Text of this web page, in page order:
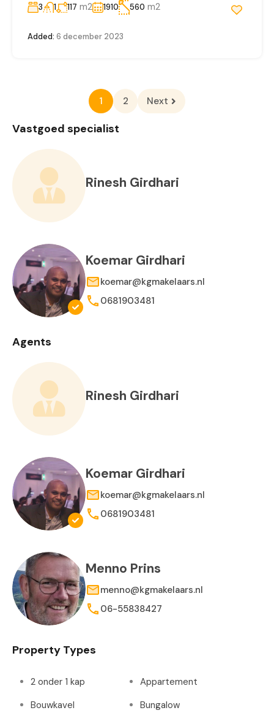
3 1 117 m2 1910 560 m2
Added: 6 december 2023
1 2 Next
Vastgoed specialist
Rinesh Girdhari
Koemar Girdhari
koemar@kgmakelaars.nl
0681903481
Agents
Rinesh Girdhari
Koemar Girdhari
koemar@kgmakelaars.nl
0681903481
Menno Prins
menno@kgmakelaars.nl
06-55838427
Property Types
2 onder 1 kap
Appartement
Bouwkavel
Bungalow